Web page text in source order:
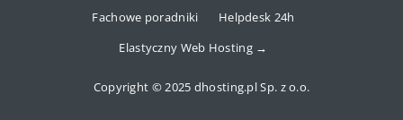
Fachowe poradniki
Helpdesk 24h
Elastyczny Web Hosting →
Copyright © 2025 dhosting.pl Sp. z o.o.